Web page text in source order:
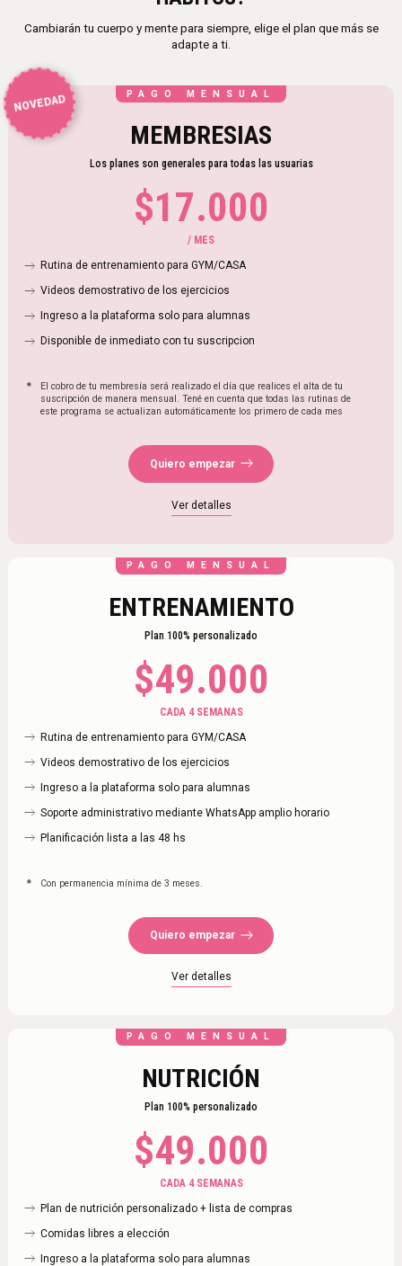
Cambiarán tu cuerpo y mente para siempre, elige el plan que más se
adapte a ti.
PAGO MENSUAL
MEMBRESIAS
Los planes son generales para todas las usuarias
$17.000
/ MES
Rutina de entrenamiento para GYM/CASA
Videos demostrativo de los ejercicios
Ingreso a la plataforma solo para alumnas
Disponible de inmediato con tu suscripcion
*
El cobro de tu membresía será realizado el día que realices el alta de tu
suscripción de manera mensual. Tené en cuenta que todas las rutinas de
este programa se actualizan automáticamente los primero de cada mes
NOVEDAD
Quiero empezar
Ver detalles
PAGO MENSUAL
ENTRENAMIENTO
Plan 100% personalizado
$49.000
CADA 4 SEMANAS
Rutina de entrenamiento para GYM/CASA
Videos demostrativo de los ejercicios
Ingreso a la plataforma solo para alumnas
Soporte administrativo mediante WhatsApp amplio horario
Planificación lista a las 48 hs
* Con permanencia mínima de 3 meses.
Quiero empezar
Ver detalles
PAGO MENSUAL
NUTRICIÓN
Plan 100% personalizado
$49.000
CADA 4 SEMANAS
Plan de nutrición personalizado + lista de compras
Comidas libres a elección
Ingreso a la plataforma solo para alumnas